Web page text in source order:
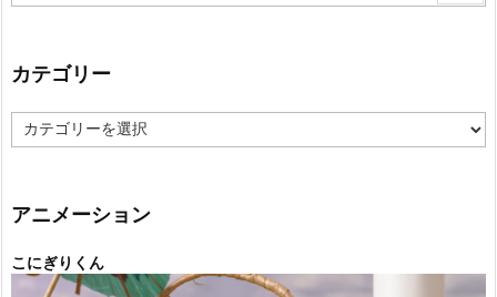
カテゴリー
テ
ー
アニメーション
こにぎりくん